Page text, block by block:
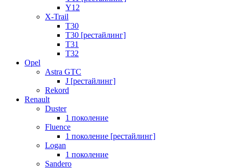
Y12
X-Trail
T30
T30 [рестайлинг]
T31
T32
Opel
Astra GTC
J [рестайлинг]
Rekord
Renault
Duster
1 поколение
Fluence
1 поколение [рестайлинг]
Logan
1 поколение
Sandero